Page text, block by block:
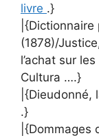
livre .}
(1878)/
l’achat sur
Cultura ….}
|{Dieudonné,
.}
|{Dommages